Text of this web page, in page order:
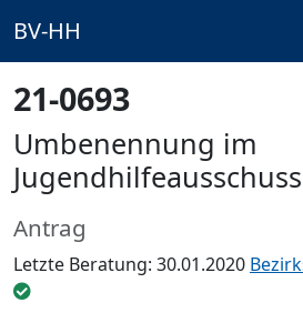
BV-HH
21-0693
Umbenennung im
Jugendhilfeausschuss
Antrag
Letzte Beratung: 30.01.2020